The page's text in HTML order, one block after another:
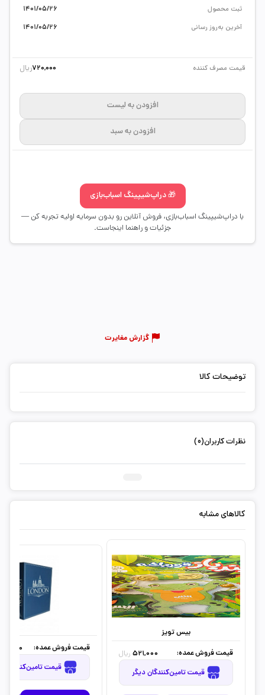
ثبت محصول
1401/05/26
آخرین به‌روز رسانی
1401/05/26
قیمت مصرف کننده 720,000ریال
افزودن به لیست
افزودن به سبد
🎁 دراپ‌شیپینگ اسباب‌بازی
با دراپ‌شیپینگ اسباب‌بازی، فروش آنلاین رو بدون سرمایه اولیه تجربه کن —
جزئیات و راهنما اینجاست.
گزارش مغایرت
توضیحات کالا
نظرات کاربران(0)
کالاهای مشابه
بیس تویز
قیمت فروش عمده:
521,000 ریال
قیمت تامین‌کنندگان دیگر
قیمت فروش عمده:
قیمت تامین‌کنندگان دیگر